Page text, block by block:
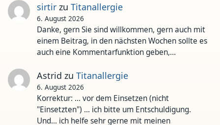
sirtirzu Titanallergie
6. August 2026
Danke, gern Sie sind willkommen, gern auch mit
einem Beitrag, in den nächsten Wochen sollte es
auch eine Kommentarfunktion geben,…
Astrid zu Titanallergie
6. August 2026
Korrektur: ... vor dem Einsetzen (nicht
"Einsetzten") ... ich bitte um Entschuldigung.
Und... ich helfe sehr gerne mit meinen